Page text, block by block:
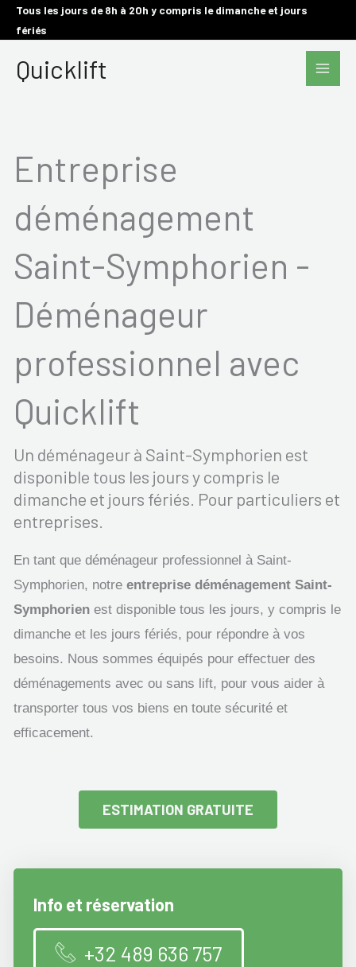
AllerTous les jours de 8h à 20h y compris le dimanche et jours
fériés
Quicklift
Main
Entreprise
déménagement
Saint-Symphorien -
Déménageur
professionnel avec
Quicklift
Un déménageur à Saint-Symphorien est
disponible tous les jours y compris le
dimanche et jours fériés. Pour particuliers et
entreprises.
En tant que déménageur professionnel à Saint-
Symphorien, notre entreprise déménagement Saint-
Symphorien est disponible tous les jours, y compris le
dimanche et les jours fériés, pour répondre à vos
besoins. Nous sommes équipés pour effectuer des
déménagements avec ou sans lift, pour vous aider à
transporter tous vos biens en toute sécurité et
efficacement.
ESTIMATION GRATUITE
Info et réservation
+32 489 636 757